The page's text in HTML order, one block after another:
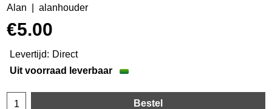
Alan alanhouder
€5.00
Levertijd: Direct
Uit voorraad leverbaar
Bestel